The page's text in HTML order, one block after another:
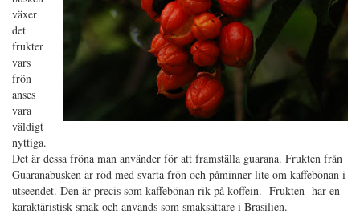
växer
det
frukter
vars
frön
anses
vara
väldigt
nyttiga.
Det är dessa fröna man använder för att framställa guarana. Frukten från
Guaranabusken är röd med svarta frön och påminner lite om kaffebönan i
utseendet. Den är precis som kaffebönan rik på koffein. Frukten har en
karaktäristisk smak och används som smaksättare i Brasilien.